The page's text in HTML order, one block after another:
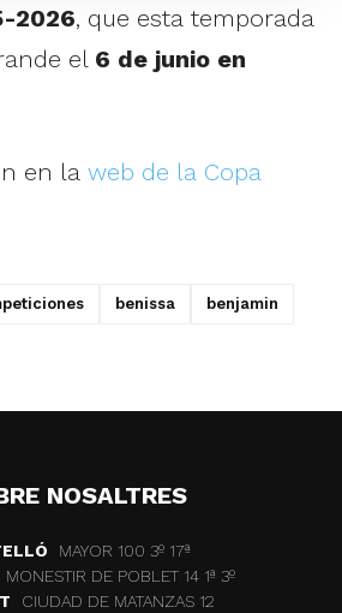
2026, que esta temporada
el 6 de junio en
en la web de la Copa
benissa benjamin
NOSALTRES
MAYOR 100 3º 17ª
MONESTIR DE POBLET 14 1ª 3º
CIUDAD DE MATANZAS 12